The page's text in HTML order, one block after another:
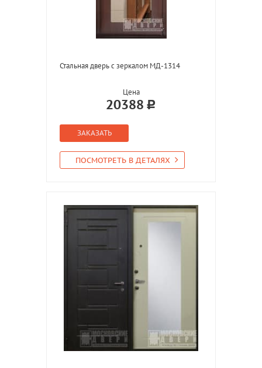
Стальная дверь с зеркалом МД-1314
Цена
20388
ЗАКАЗАТЬ
ПОСМОТРЕТЬ В ДЕТАЛЯХ